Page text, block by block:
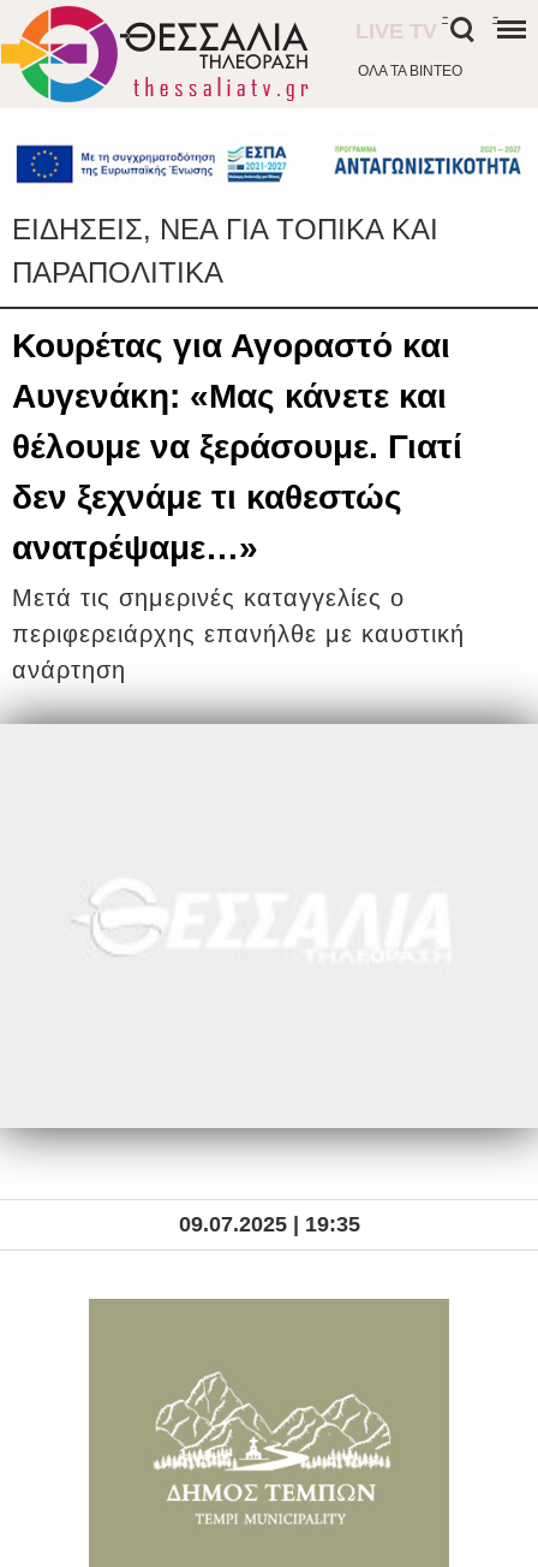
ΟΛΑ ΤΑ ΒΙΝΤΕΟ
LIVE TV
- -
ΕΙΔΗΣΕΙΣ, ΝΕΑ ΓΙΑ ΤΟΠΙΚΑ ΚΑΙ
ΠΑΡΑΠΟΛΙΤΙΚΑ
Κουρέτας για Αγοραστό και
Αυγενάκη: «Μας κάνετε και
θέλουμε να ξεράσουμε. Γιατί
δεν ξεχνάμε τι καθεστώς
ανατρέψαμε…»
Μετά τις σημερινές καταγγελίες ο
περιφερειάρχης επανήλθε με καυστική
ανάρτηση
09.07.2025 | 19:35